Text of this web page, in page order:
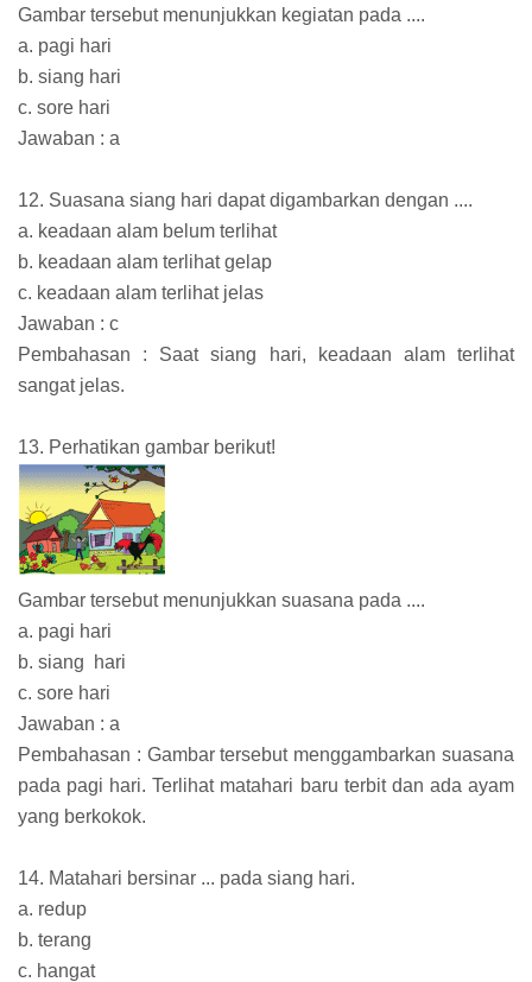
Gambar tersebut menunjukkan kegiatan pada ....
a. pagi hari
b. siang hari
c. sore hari
Jawaban : a
12. Suasana siang hari dapat digambarkan dengan ....
a. keadaan alam belum terlihat
b. keadaan alam terlihat gelap
c. keadaan alam terlihat jelas
Jawaban : c
Pembahasan : Saat siang hari, keadaan alam terlihat
sangat jelas.
13. Perhatikan gambar berikut!
Gambar tersebut menunjukkan suasana pada ....
a. pagi hari
b. siang hari
c. sore hari
Jawaban : a
Pembahasan : Gambar tersebut menggambarkan suasana
pada pagi hari. Terlihat matahari baru terbit dan ada ayam
yang berkokok.
14. Matahari bersinar ... pada siang hari.
a. redup
b. terang
c. hangat